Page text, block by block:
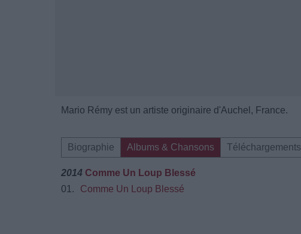
Mario Rémy est un artiste originaire d'Auchel, France.
Biographie Albums & Chansons Téléchargements
2014 Comme Un Loup Blessé
01.
Comme Un Loup Blessé